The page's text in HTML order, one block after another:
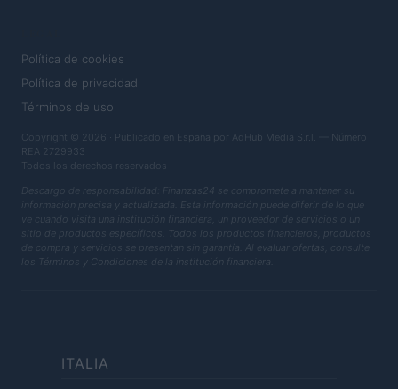
Política de cookies
Política de privacidad
Términos de uso
Copyright © 2026 · Publicado en España por AdHub Media S.r.l. — Número
REA 2729933
Todos los derechos reservados
Descargo de responsabilidad: Finanzas24 se compromete a mantener su
información precisa y actualizada. Esta información puede diferir de lo que
ve cuando visita una institución financiera, un proveedor de servicios o un
sitio de productos específicos. Todos los productos financieros, productos
de compra y servicios se presentan sin garantía. Al evaluar ofertas, consulte
los Términos y Condiciones de la institución financiera.
ITALIA